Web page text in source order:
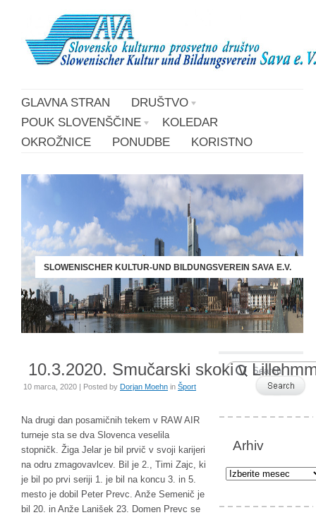
GLAVNA STRAN
DRUŠTVO
POUK SLOVENŠČINE
KOLEDAR
OKROŽNICE
PONUDBE KORISTNO
SLOWENISCHER KULTUR-UND BILDUNGSVEREIN SAVA E.V.
10.3.2020. Smučarski skoki v
10 marca, 2020 | Posted by Dorjan Moehn in Šport
Na drugi dan posamičnih tekem v RAW AIR
turneje sta se dva Slovenca veselila
stopničk. Žiga Jelar je bil prvič v svoji karijeri
na odru zmagovavlcev. Bil je 2., Timi Zajc, ki
je bil po prvi seriji 1. je bil na koncu 3. in 5.
mesto je dobil Peter Prevc. Anže Semenič je
bil 20. in Anže Lanišek 23. Domen Prevc se
Arhiv
Arhiv